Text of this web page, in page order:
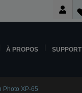
À PROPOS SUPPORT
Photo XP‑65